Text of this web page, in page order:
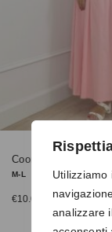
analizzare
Coordinato 0384 rosa
M-L
50.00
€10.00